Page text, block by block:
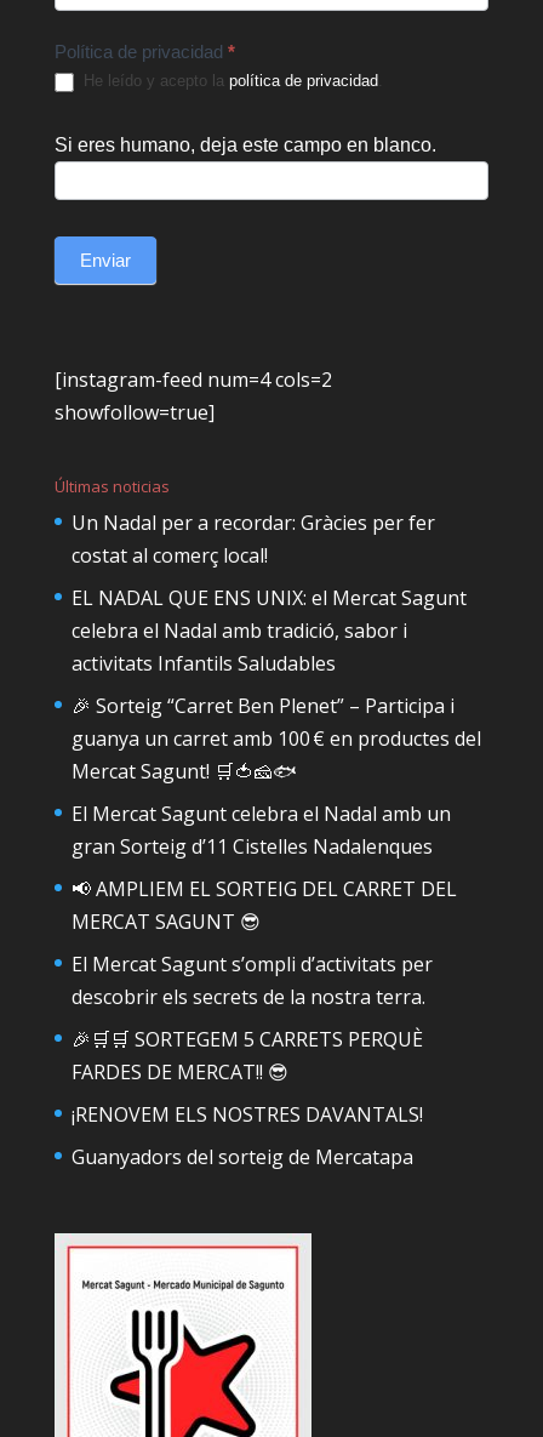
Política de privacidad *
He leído y acepto la política de privacidad.
Si eres humano, deja este campo en blanco.
Enviar
[instagram-feed num=4 cols=2
showfollow=true]
Últimas noticias
Un Nadal per a recordar: Gràcies per fer
costat al comerç local!
EL NADAL QUE ENS UNIX: el Mercat Sagunt
celebra el Nadal amb tradició, sabor i
activitats Infantils Saludables
🎉 Sorteig “Carret Ben Plenet” – Participa i
guanya un carret amb 100 € en productes del
Mercat Sagunt! 🛒🍅🧀🐟
El Mercat Sagunt celebra el Nadal amb un
gran Sorteig d’11 Cistelles Nadalenques
📢 AMPLIEM EL SORTEIG DEL CARRET DEL
MERCAT SAGUNT 😎
El Mercat Sagunt s’ompli d’activitats per
descobrir els secrets de la nostra terra.
🎉🛒🛒 SORTEGEM 5 CARRETS PERQUÈ
FARDES DE MERCAT!! 😎
¡RENOVEM ELS NOSTRES DAVANTALS!
Guanyadors del sorteig de Mercatapa